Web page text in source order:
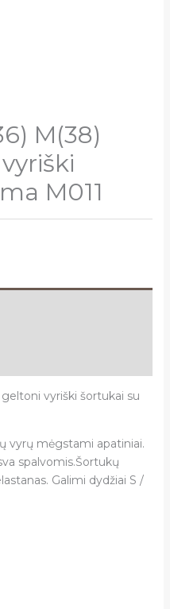
M(38)
M011
vyriški šortukai su
vyrų mėgstami apatiniai.
spalvomis.Šortukų
Galimi dydžiai S /